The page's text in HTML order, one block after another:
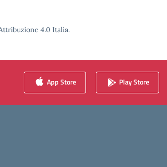
4.0 Italia.
App Store Play Store